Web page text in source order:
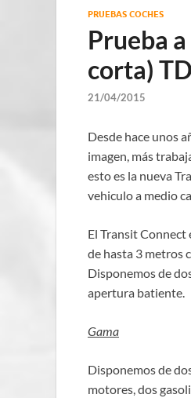
PRUEBAS COCHES
Prueba
corta)
21/04/2015
Desde hace unos
imagen, más
esto es la nueva
vehiculo a medio
El Transit Connect
de hasta 3 metros
Disponemos de
apertura batiente.
Gama
Disponemos de
motores, dos